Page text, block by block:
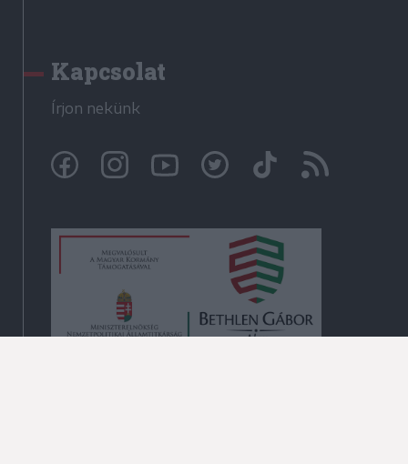
Kapcsolat
Írjon nekünk